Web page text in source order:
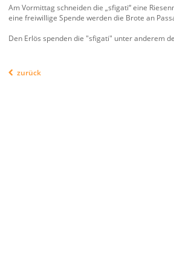
Am Vormittag schneiden die „sfigati“ eine
eine freiwillige Spende werden die Brote an
Den Erlös spenden die "sfigati" unter anderem
zurück